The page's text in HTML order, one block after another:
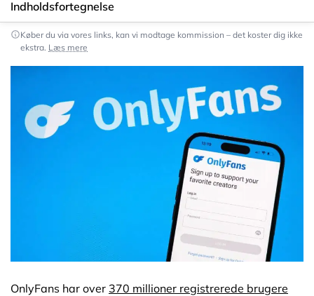
Indholdsfortegnelse
Hvad betyder “anonym” egentlig på OnlyFans?
Som creator: Hvad kan du faktisk skjule?
Hvad kan du faktisk beskytte dig imod?
Ofte stillede spørgsmål
Køber du via vores links, kan vi modtage kommission – det koster dig ikke
ekstra. Læs mere
OnlyFans har over 370 millioner registrerede brugere